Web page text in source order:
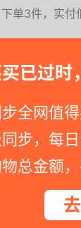
已过时
全网值
步，每
总金额
单3件，实付
特价；点此领取
整图文 >